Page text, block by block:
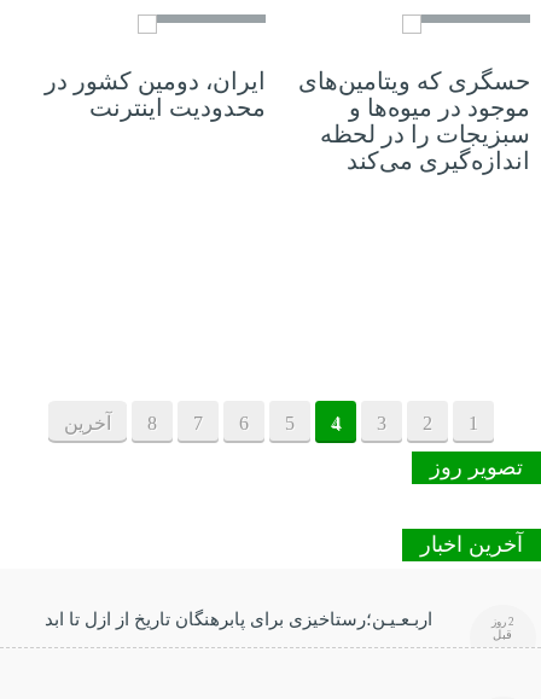
حسگری که ویتامین‌های
موجود در میوه‌ها و
سبزیجات را در لحظه
اندازه‌گیری می‌کند
ایران، دومین کشور در
محدودیت اینترنت
1
2
3
4
5
6
7
8 آخرین
تصویر روز
آخرین اخبار
اربـعـیـن؛رستاخیزی برای پابرهنگان تاریخ از ازل تا ابد 2 روز
قبل